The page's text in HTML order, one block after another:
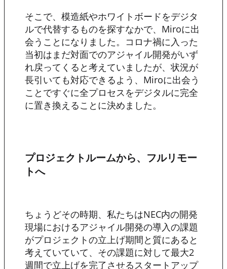
そこで、模造紙やホワイトボードをデジタ
ルで代替するものを探すなかで、Miroに出
会うことになりました。コロナ禍に入った
当初はまだ対面でのアジャイル開発がいず
れ戻ってくると考えていましたが、状況が
長引いても対応できるよう、Miroに出会う
ことですぐに全プロセスをデジタルに完全
に置き換えることに決めました。
プロジェクトルームから、フルリモー
トへ
ちょうどその時期、私たちはNEC内の開発
現場におけるアジャイル開発の導入の課題
がプロジェクトの立上げ期間と質にあると
考えていていて、その課題に対して最大2
週間で立上げを完了させるスタートアップ